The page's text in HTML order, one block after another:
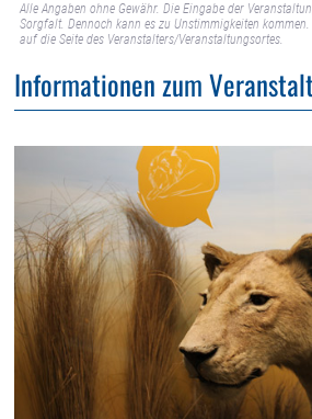
Alle Angaben ohne Gewähr. Die Eingabe der
Sorgfalt. Dennoch kann es zu Unstimmigkeiten
auf die Seite des Veranstalters/Veranstaltungsortes.
Informationen zum